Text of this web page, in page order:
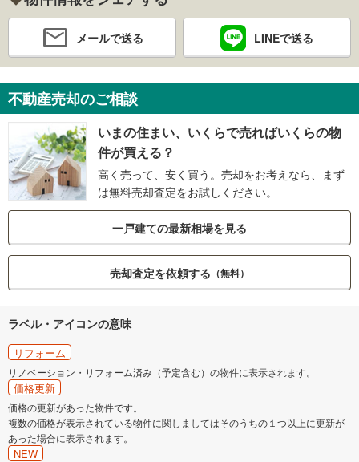
メールで送る LINEで送る
不動産売却のご相談
いまの住まい、いくらで売ればいくらの物
件が買える？
高く売って、安く買う。売却をお考えなら、まず
は無料売却査定をお試しください。
一戸建ての最新相場を見る
売却査定を依頼する （無料）
ラベル・アイコンの意味
リフォーム
リノベーション・リフォーム済み（予定含む）の物件に表示されます。
価格更新
価格の更新があった物件です。
複数の価格が表示されている物件に関しましてはそのうちの１つ以上に更新が
あった場合に表示されます。
NEW